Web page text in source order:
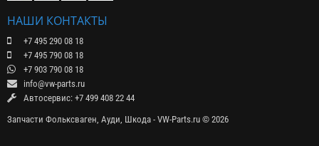
НАШИ КОНТАКТЫ
+7 495 290 08 18
+7 495 790 08 18
+7 903 790 08 18
info@vw-parts.ru
Автосервис: +7 499 408 22 44
Запчасти Фольксваген, Ауди, Шкода - VW-Parts.ru © 2026